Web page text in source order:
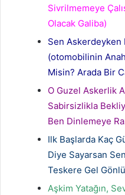
Sivrilmemeye
Olacak Galiba)
Sen Askerdeyken
(otomobilinin
Misin? Arada Bir
O Guzel Askerlik
Sabirsizlikla
Ben Dinlemeye
Ilk Başlarda Kaç
Diye Sayarsan
Teskere Gel
Aşkim Yatağın,